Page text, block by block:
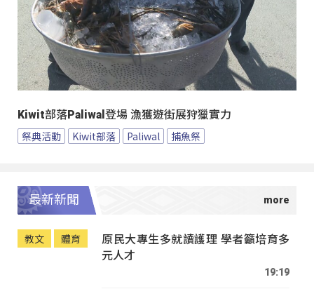
Kiwit部落Paliwal登場 漁獲遊街展狩獵實力
祭典活動 Kiwit部落 Paliwal 捕魚祭
最新新聞
教文 體育
原民大專生多就讀護理 學者籲培育多
元人才
19:19